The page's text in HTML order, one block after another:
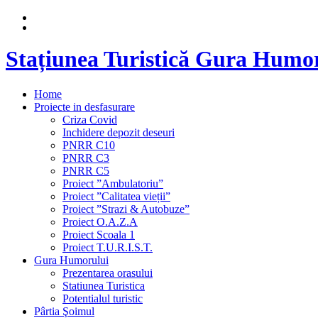
Stațiunea Turistică Gura
Home
Proiecte in desfasurare
Criza Covid
Inchidere depozit deseuri
PNRR C10
PNRR C3
PNRR C5
Proiect ”Ambulatoriu”
Proiect ”Calitatea vieții”
Proiect ”Strazi & Autobuze”
Proiect O.A.Z.A
Proiect Scoala 1
Proiect T.U.R.I.S.T.
Gura Humorului
Prezentarea orasului
Statiunea Turistica
Potentialul turistic
Pârtia Şoimul